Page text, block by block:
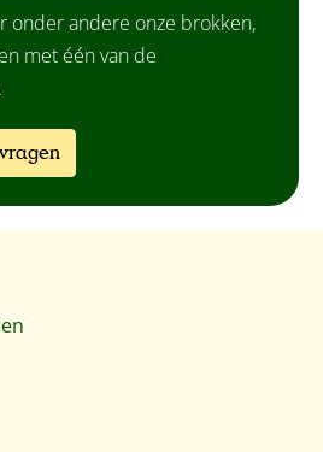
onder andere onze brokken,
met één van de